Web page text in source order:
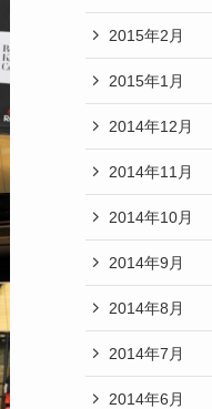
2015年2月
2015年1月
2014年12月
2014年11月
2014年10月
2014年9月
2014年8月
2014年7月
2014年6月